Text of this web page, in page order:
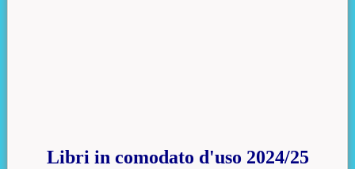
Libri in comodato d'uso 2024/25